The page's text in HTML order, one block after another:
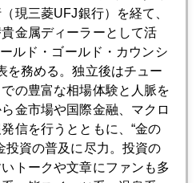
ミナー
投資家の資質
現三菱UFJ銀行）を経て、
金属ディーラーとして活
ルド・ゴールド・カウンシ
を務める。独立後はチュー
の豊富な相場体験と人脈を
金市場や国際金融、マクロ
信を行うとともに、“金の
投資の普及に尽力。投資の
トークや文章にファンも多